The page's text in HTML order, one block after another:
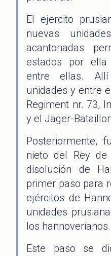
El ejercito
nuevas
acantonadas
estados por ella
entre ellas.
unidades y entre
Regiment nr. 73,
y el Jäger-
Posteriormente,
nieto del Rey
disolución de
primer paso para
ejércitos de
unidades
los hannoverianos.
Este paso se